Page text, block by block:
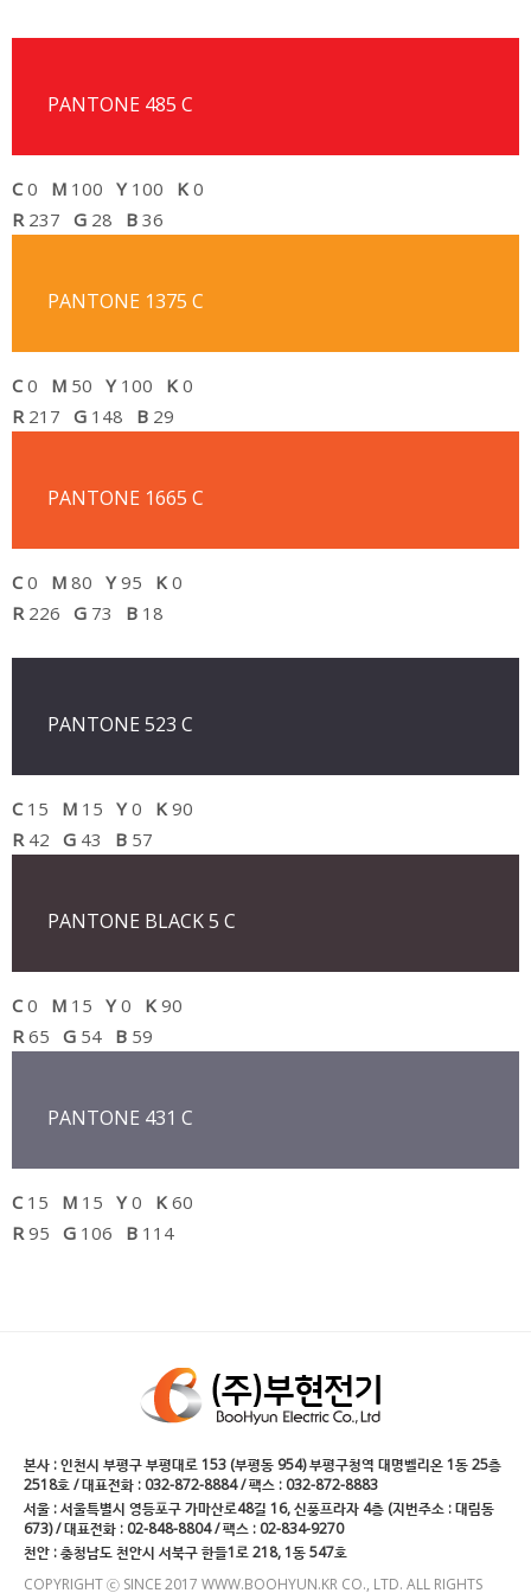
PANTONE 485 C
C0 M 100 Y100 K 0
R 237 G 28 B 36
PANTONE 1375 C
C0 M 50 Y100 K 0
R 217 G 148 B 29
PANTONE 1665 C
C0 M 80 Y95 K 0
R 226 G 73 B 18
PANTONE 523 C
C15 M 15 Y0 K 90
R 42 G 43 B 57
PANTONE BLACK 5 C
C0 M 15 Y0 K 90
R 65 G 54 B 59
PANTONE 431 C
C15 M 15 Y0 K 60
R 95 G 106 B 114
본사 : 인천시 부평구 부평대로 153 (부평동 954) 부평구청역 대명벨리온 1동 25층
2518호 / 대표전화 : 032-872-8884 / 팩스 : 032-872-8883
서울 : 서울특별시 영등포구 가마산로48길 16, 신풍프라자 4층 (지번주소 : 대림동
673) / 대표전화 : 02-848-8804 / 팩스 : 02-834-9270
천안 : 충청남도 천안시 서북구 한들1로 218, 1동 547호
COPYRIGHT ⓒ SINCE 2017 WWW.BOOHYUN.KR CO., LTD. ALL RIGHTS